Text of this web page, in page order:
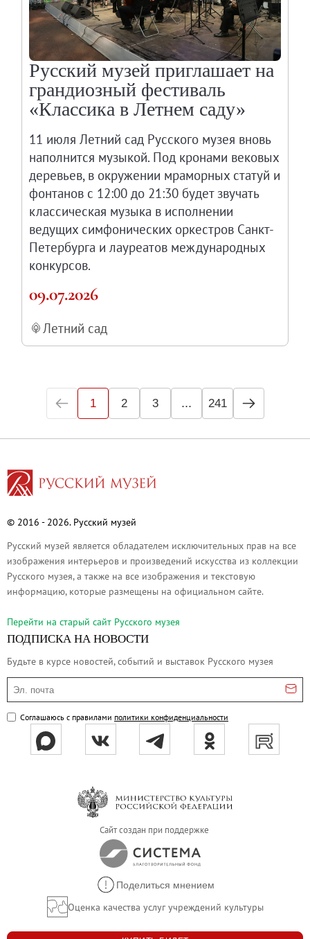
Русский музей приглашает на
грандиозный фестиваль
«Классика в Летнем саду»
11 июля Летний сад Русского музея вновь
наполнится музыкой. Под кронами вековых
деревьев, в окружении мраморных статуй и
фонтанов с 12:00 до 21:30 будет звучать
классическая музыка в исполнении
ведущих симфонических оркестров Санкт-
Петербурга и лауреатов международных
конкурсов.
09.07.2026
Летний сад
1 2 3 ... 241
© 2016 - 2026. Русский музей
Русский музей является обладателем исключительных прав на все
изображения интерьеров и произведений искусства из коллекции
Русского музея, а также на все изображения и текстовую
информацию, которые размещены на официальном сайте.
Перейти на cтарый сайт Русского музея
ПОДПИСКА НА НОВОСТИ
Будьте в курсе новостей, событий и выставок Русского музея
Эл. почта
Соглашаюсь с правилами политики конфиденциальности
Сайт создан при поддержке
Поделиться мнением
Оценка качества услуг учреждений культуры